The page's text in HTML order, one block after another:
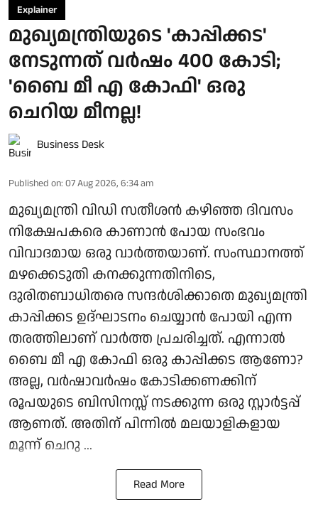
Explainer
മുഖ്യമന്ത്രിയുടെ 'കാപ്പിക്കട'
നേടുന്നത് വർഷം 400 കോടി;
'ബൈ മീ എ കോഫി' ഒരു
ചെറിയ മീനല്ല!
Business Desk
Published on: 07 Aug 2026, 6:34 am
മുഖ്യമന്ത്രി വിഡി സതീശൻ കഴിഞ്ഞ ദിവസം
നിക്ഷേപകരെ കാണാൻ പോയ സംഭവം
വിവാദമായ ഒരു വാർത്തയാണ്. സംസ്ഥാനത്ത്
മഴക്കെടുതി കനക്കുന്നതിനിടെ,
ദുരിതബാധിതരെ സന്ദർശിക്കാതെ മുഖ്യമന്ത്രി
കാപ്പിക്കട ഉദ്ഘാടനം ചെയ്യാൻ പോയി എന്ന
തരത്തിലാണ് വാർത്ത പ്രചരിച്ചത്. എന്നാൽ
ബൈ മീ എ കോഫി ഒരു കാപ്പിക്കട ആണോ?
അല്ല, വർഷാവർഷം കോടിക്കണക്കിന്
രൂപയുടെ ബിസിനസ്സ് നടക്കുന്ന ഒരു സ്റ്റാർട്ടപ്പ്
ആണത്. അതിന് പിന്നിൽ മലയാളികളായ
മൂന്ന് ചെറു ...
Read More